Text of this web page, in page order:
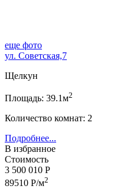
еще фото
ул. Советская,7
Щелкун
Площадь: 39.1м2
Количество комнат: 2
Подробнее...
В избранное
Стоимость
3 500 010 Р
89510 Р/м2